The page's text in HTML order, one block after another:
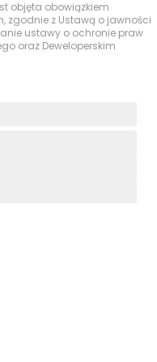
objęta obowiązkiem
zgodnie z Ustawą o jawności
ustawy o ochronie praw
oraz Deweloperskim